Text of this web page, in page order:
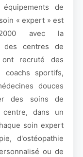
de
« expert » est
avec la
des centres de
ont recruté des
coachs sportifs,
douces
des soins de
dans un
soin expert
d'ostéopathie
ou de